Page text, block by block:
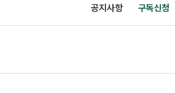
공지사항 구독신청